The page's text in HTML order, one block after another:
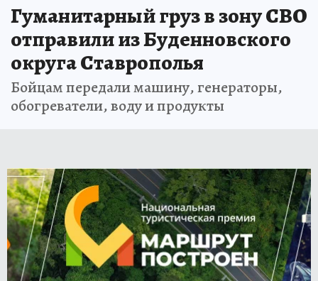
Гуманитарный груз в зону СВО
отправили из Буденновского
округа Ставрополья
Бойцам передали машину, генераторы,
обогреватели, воду и продукты